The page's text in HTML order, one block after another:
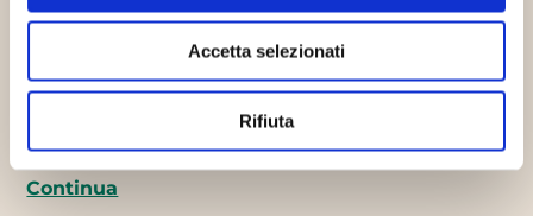
Accetta selezionati
Rifiuta
Anche il food service verso il
07/04/2022
Al Sigep si è parlato di investimenti
di rilievo Anche il settore alimentare sta
partecipando ad una grande…
Continua